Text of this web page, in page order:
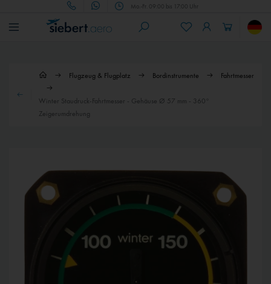
Mo.-Fr. 09:00 bis 17:00 Uhr
Flugzeug & Flugplatz Bordinstrumente Fahrtmesser
Winter Staudruck-Fahrtmesser - Gehäuse Ø 57 mm - 360°
Zeigerumdrehung